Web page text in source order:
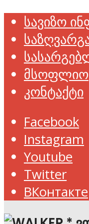
სავიზო
მსოფლიო
კონტაქტი
Facebook
Instagram
Youtube
Twitter
ВКонтакте